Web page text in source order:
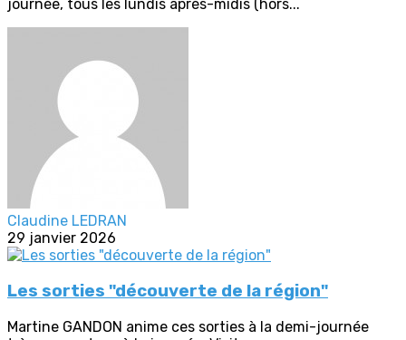
journée, tous les lundis après-midis (hors...
Claudine LEDRAN
29 janvier 2026
Les sorties "découverte de la région"
Martine GANDON anime ces sorties à la demi-journée